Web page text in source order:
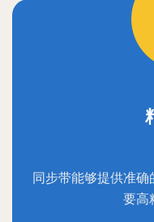
同步带能够提供准
要高